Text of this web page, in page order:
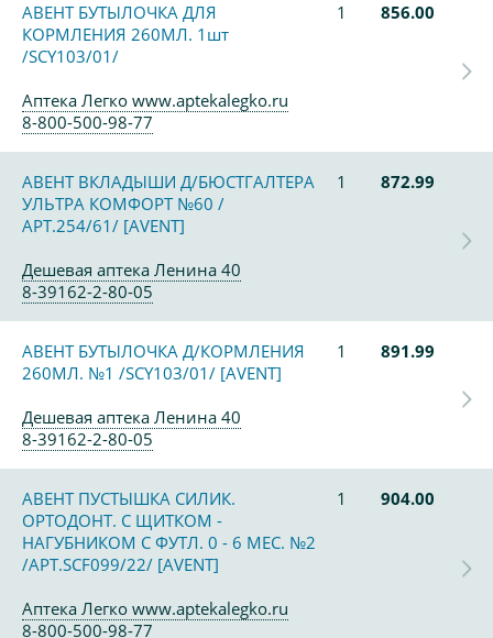
АВЕНТ БУТЫЛОЧКА ДЛЯ
КОРМЛЕНИЯ 260МЛ. 1шт
/SCY103/01/
1 856.00
Аптека Легко www.aptekalegko.ru
8-800-500-98-77
АВЕНТ ВКЛАДЫШИ Д/БЮСТГАЛТЕРА
УЛЬТРА КОМФОРТ №60 /
АРТ.254/61/ [AVENT]
1 872.99
Дешевая аптека Ленина 40
8-39162-2-80-05
АВЕНТ БУТЫЛОЧКА Д/КОРМЛЕНИЯ
260МЛ. №1 /SCY103/01/ [AVENT]
1 891.99
Дешевая аптека Ленина 40
8-39162-2-80-05
АВЕНТ ПУСТЫШКА СИЛИК.
ОРТОДОНТ. С ЩИТКОМ -
НАГУБНИКОМ С ФУТЛ. 0 - 6 МЕС. №2
/АРТ.SCF099/22/ [AVENT]
1 904.00
Аптека Легко www.aptekalegko.ru
8-800-500-98-77